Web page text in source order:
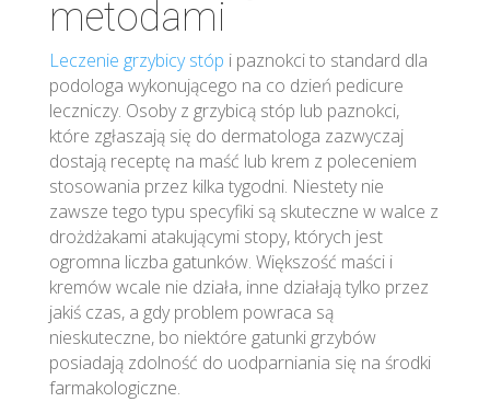
metodami
Leczenie grzybicy stóp i paznokci to standard dla
podologa wykonującego na co dzień pedicure
leczniczy. Osoby z grzybicą stóp lub paznokci,
które zgłaszają się do dermatologa zazwyczaj
dostają receptę na maść lub krem z poleceniem
stosowania przez kilka tygodni. Niestety nie
zawsze tego typu specyfiki są skuteczne w walce z
drożdżakami atakującymi stopy, których jest
ogromna liczba gatunków. Większość maści i
kremów wcale nie działa, inne działają tylko przez
jakiś czas, a gdy problem powraca są
nieskuteczne, bo niektóre gatunki grzybów
posiadają zdolność do uodparniania się na środki
farmakologiczne.